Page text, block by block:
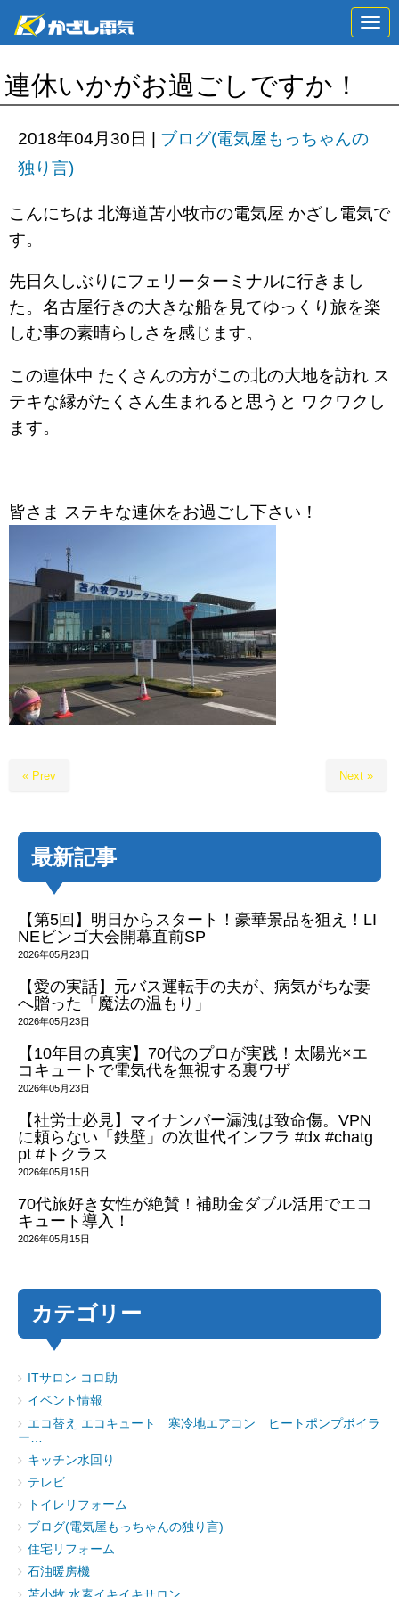
N
a
t
連休いかがお過ごしですか！
2018年04月30日 | ブログ(電気屋もっちゃんの
独り言)
こんにちは 北海道苫小牧市の電気屋 かざし電気で
す。
先日久しぶりにフェリーターミナルに行きまし
た。名古屋行きの大きな船を見てゆっくり旅を楽
しむ事の素晴らしさを感じます。
この連休中 たくさんの方がこの北の大地を訪れ ス
テキな縁がたくさん生まれると思うと ワクワクし
ます。
皆さま ステキな連休をお過ごし下さい！
« Prev Next »
最新記事
【第5回】明日からスタート！豪華景品を狙え！LI
NEビンゴ大会開幕直前SP
2026年05月23日
【愛の実話】元バス運転手の夫が、病気がちな妻
へ贈った「魔法の温もり」
2026年05月23日
【10年目の真実】70代のプロが実践！太陽光×エ
コキュートで電気代を無視する裏ワザ
2026年05月23日
【社労士必見】マイナンバー漏洩は致命傷。VPN
に頼らない「鉄壁」の次世代インフラ #dx #chatg
pt #トクラス
2026年05月15日
70代旅好き女性が絶賛！補助金ダブル活用でエコ
キュート導入！
2026年05月15日
カテゴリー
ITサロン コロ助
イベント情報
エコ替え エコキュート 寒冷地エアコン ヒートポンプボイラ
ー…
キッチン水回り
テレビ
トイレリフォーム
ブログ(電気屋もっちゃんの独り言)
住宅リフォーム
石油暖房機